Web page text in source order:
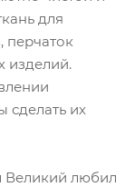
для
перчаток
изделий.
сделать их
Великий любил